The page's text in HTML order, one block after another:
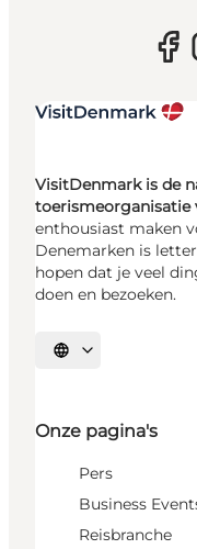
VisitDenmark is de
toerismeorganisatie
enthousiast maken
Denemarken is
hopen dat je veel
doen en bezoeken.
Selecteer taal
Onze pagina's
Pers
Business
Reisbranche